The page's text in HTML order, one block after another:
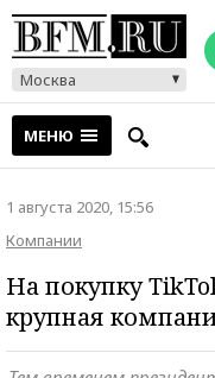
Москва
МЕНЮ
1 августа 2020, 15:56
Компании
На покупку
крупная